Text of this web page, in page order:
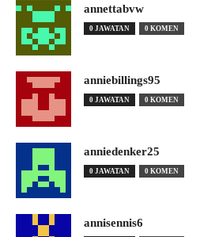
annettabvw
0 JAWATAN 0 KOMEN
anniebillings95
0 JAWATAN 0 KOMEN
anniedenker25
0 JAWATAN 0 KOMEN
annisennis6